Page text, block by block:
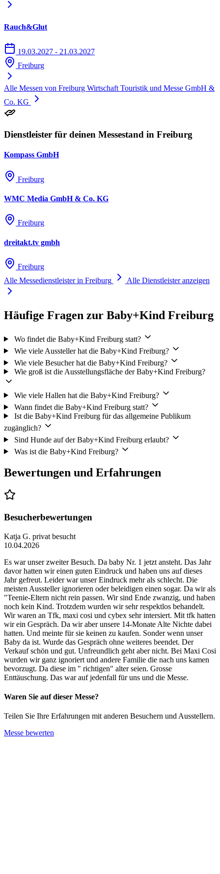
Rauch&Glut
19.03.2027 - 21.03.2027
Freiburg
Alle Messen von Freiburg Wirtschaft Touristik und Messe GmbH &
Co. KG
Dienstleister für deinen Messestand in Freiburg
Kompass GmbH
Freiburg
WMC Media GmbH & Co. KG
Freiburg
dreitakt.tv gmbh
Freiburg
Alle Messedienstleister in Freiburg
Alle Dienstleister anzeigen
Häufige Fragen zur Baby+Kind Freiburg
Wo findet die Baby+Kind Freiburg statt?
Wie viele Aussteller hat die Baby+Kind Freiburg?
Wie viele Besucher hat die Baby+Kind Freiburg?
Wie groß ist die Ausstellungsfläche der Baby+Kind Freiburg?
Wie viele Hallen hat die Baby+Kind Freiburg?
Wann findet die Baby+Kind Freiburg statt?
Ist die Baby+Kind Freiburg für das allgemeine Publikum
zugänglich?
Sind Hunde auf der Baby+Kind Freiburg erlaubt?
Was ist die Baby+Kind Freiburg?
Bewertungen und Erfahrungen
Besucherbewertungen
Katja G. privat besucht
10.04.2026
Es war unser zweiter Besuch. Da baby Nr. 1 jetzt ansteht. Das Jahr
davor hatten wir einen guten Eindruck und haben uns auf dieses
Jahr gefreut. Leider war unser Eindruck mehr als schlecht. Die
meisten Aussteller ignorieren oder beleidigen einen sogar. Da wir als
"Teenie-Eltern nicht rein passen. Wir sind Ende zwanzig, und haben
noch kein Kind. Trotzdem wurden wir sehr respektlos behandelt.
Wir waren an Tfk, maxi cosi und cybex sehr intersiert. Mit tfk hatten
wir ein Gespräch. Da wir aber unsere 14-Monate Alte Nichte dabei
hatten. Und meinte für sie keinen zu kaufen. Sonder wenn unser
Baby da ist. Wurde das Gespräch ohne weiteres beendet. Der
Verkauf schön und gut. Unfreundlich geht aber nicht. Bei Maxi Cosi
wurden wir ganz ignoriert und andere Familie die nach uns kamen
bevorzugt. Da diese im " richtigen" alter seien. Grosse
Enttäuschung. Das war auf jedenfall für uns und die Messe.
Waren Sie auf dieser Messe?
Teilen Sie Ihre Erfahrungen mit anderen Besuchern und Ausstellern.
Messe bewerten